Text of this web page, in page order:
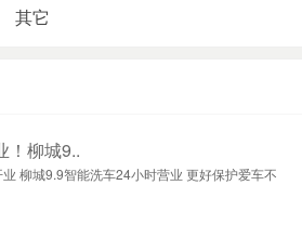
其它
！柳城9..
柳城9.9智能洗车24小时营业 更好保护爱车不